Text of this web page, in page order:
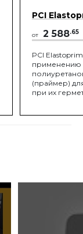
PCI
от 2 588.65
PCI
применению
(праймер)
при их